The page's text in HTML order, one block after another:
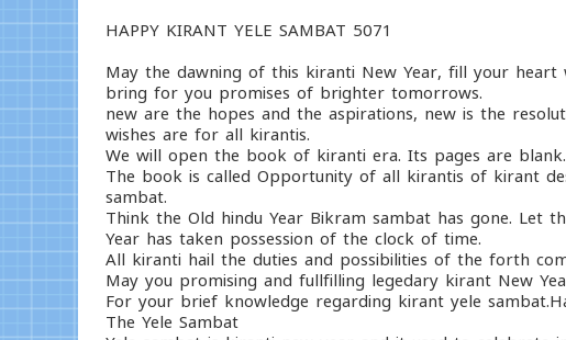
HAPPY KIRANT YELE SAMBAT 5071
May the dawning of this kiranti New Year, fill your
bring for you promises of brighter tomorrows.
new are the hopes and the aspirations, new is the
wishes are for all kirantis.
We will open the book of kiranti era. Its pages are
The book is called Opportunity of all kirantis of kirant
sambat.
Think the Old hindu Year Bikram sambat has gone. Let
Year has taken possession of the clock of time.
All kiranti hail the duties and possibilities of the forth
May you promising and fullfilling legedary kirant New
For your brief knowledge regarding kirant yele
The Yele Sambat